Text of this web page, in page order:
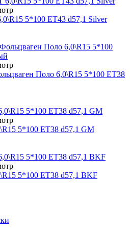
5*100 ET43 d57,1 Silver
Поло 6,0\R15 5*100 ET38
5*100 ET38 d57,1 GM
5*100 ET38 d57,1 BKF